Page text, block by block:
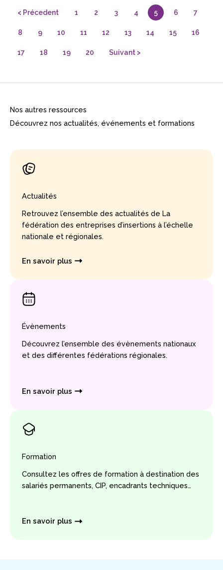
< Précedent 1 2 3 4 5 6 7
8 9 10 11 12 13 14 15 16
17 18 19 20 Suivant >
Nos autres ressources
Découvrez nos actualités, événements et formations
Actualités
Retrouvez l’ensemble des actualités de La
fédération des entreprises d’insertions à l’échelle
nationale et régionales.
En savoir plus
Évènements
Découvrez l’ensemble des évènements nationaux
et des différentes fédérations régionales.
En savoir plus
Formation
Consultez les offres de formation à destination des
salariés permanents, CIP, encadrants techniques…
En savoir plus